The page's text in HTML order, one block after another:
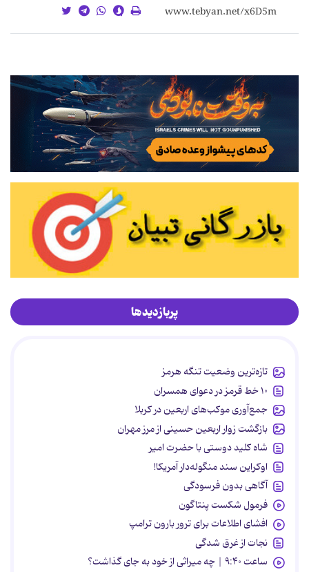
پربازدیدها
تازه‌ترین وضعیت تنگه هرمز
۱۰ خط قرمز در دعوای همسران
جمع‌آوری موکب‌های اربعین در کربلا
بازگشت زوار اربعین حسینی از مرز مهران
شاه کلید دوستی با حضرت امیر
اوکراین سند منگوله‌دار آمریکا!
آگاهی بدون فرسودگی
فرمول شکست پنتاگون
افشای اطلاعات برای ترور بارون ترامپ
نجات از غرق شدگی
ساعت ۹:۴۰ | چه میراثی از خود به جای گذاشت؟